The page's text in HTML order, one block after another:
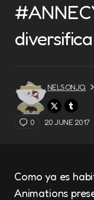
NELSONJQ
0 20 JUNE 2017
Como ya es
Animations